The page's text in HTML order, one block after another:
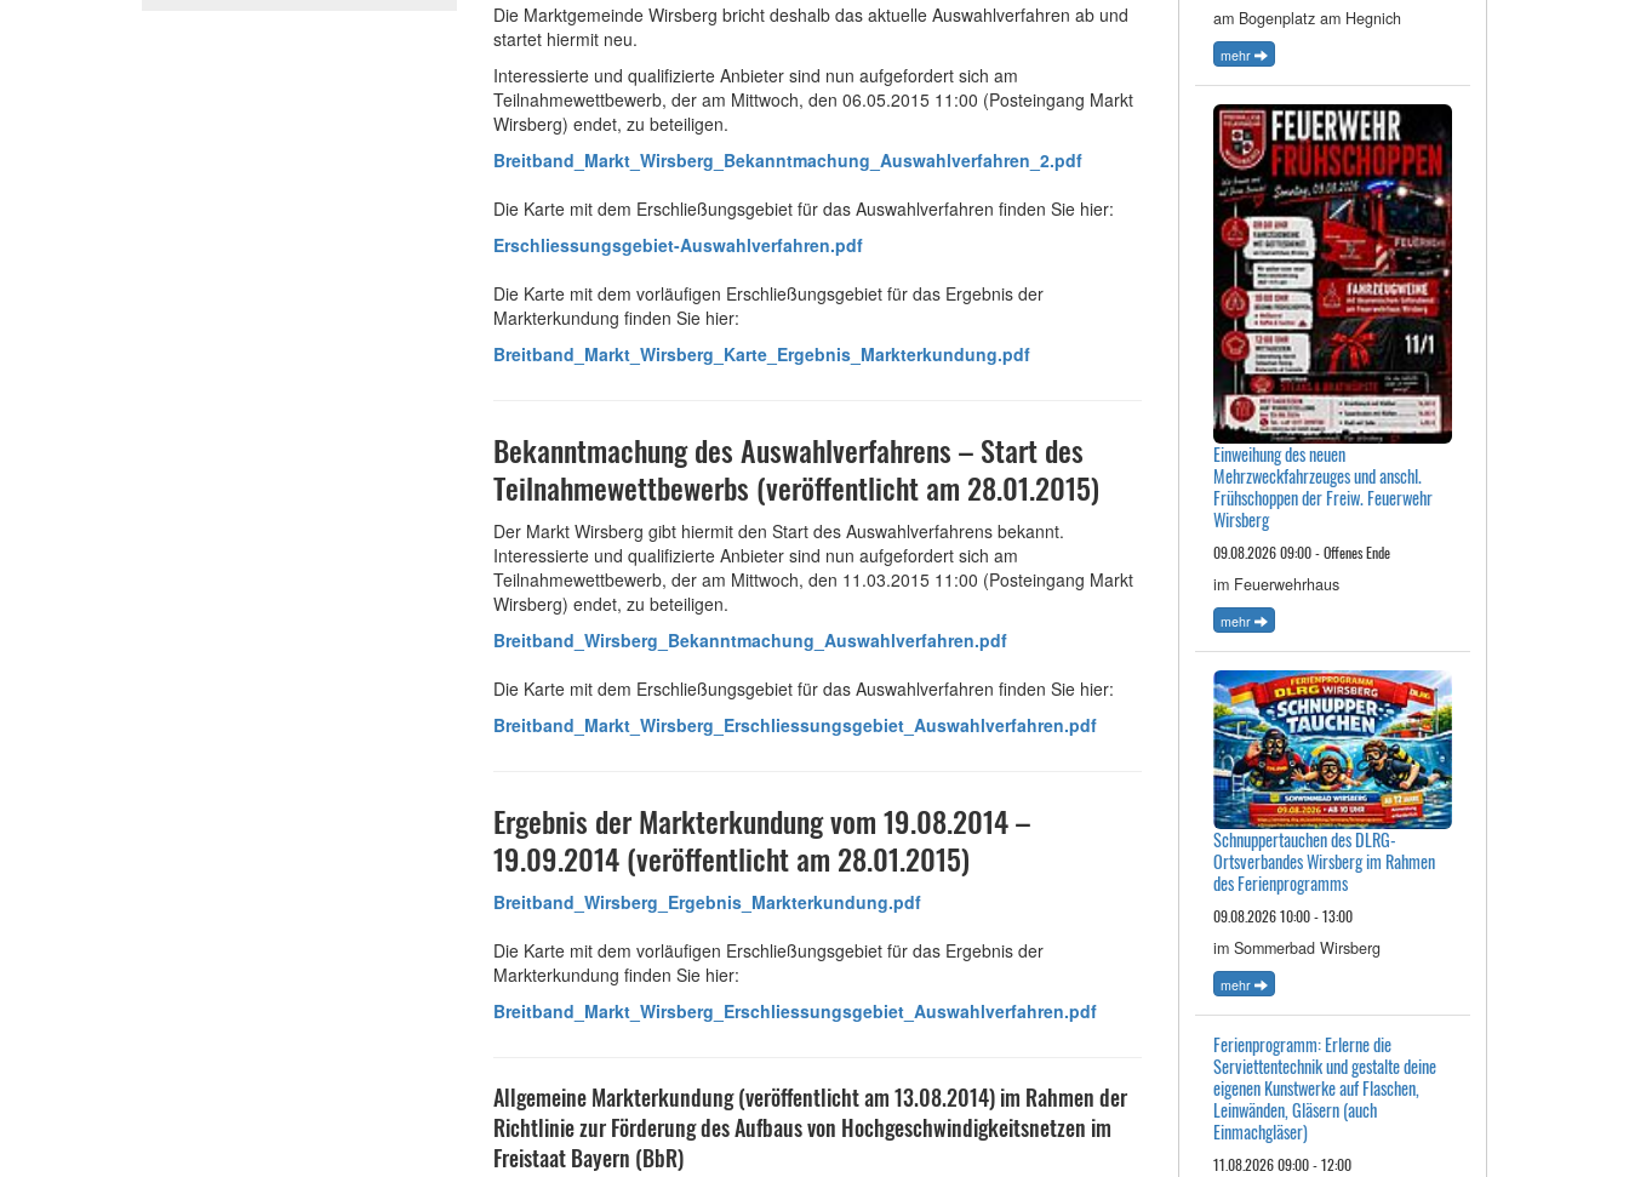
Die Marktgemeinde Wirsberg bricht deshalb das aktuelle Auswahlverfahren ab und
startet hiermit neu.
Interessierte und qualifizierte Anbieter sind nun aufgefordert sich am
Teilnahmewettbewerb, der am Mittwoch, den 06.05.2015 11:00 (Posteingang Markt
Wirsberg) endet, zu beteiligen.
Breitband_Markt_Wirsberg_Bekanntmachung_Auswahlverfahren_2.pdf
Die Karte mit dem Erschließungsgebiet für das Auswahlverfahren finden Sie hier:
Erschliessungsgebiet-Auswahlverfahren.pdf
Die Karte mit dem vorläufigen Erschließungsgebiet für das Ergebnis der
Markterkundung finden Sie hier:
Breitband_Markt_Wirsberg_Karte_Ergebnis_Markterkundung.pdf
Bekanntmachung des Auswahlverfahrens – Start des
Teilnahmewettbewerbs (veröffentlicht am 28.01.2015)
Der Markt Wirsberg gibt hiermit den Start des Auswahlverfahrens bekannt.
Interessierte und qualifizierte Anbieter sind nun aufgefordert sich am
Teilnahmewettbewerb, der am Mittwoch, den 11.03.2015 11:00 (Posteingang Markt
Wirsberg) endet, zu beteiligen.
Breitband_Wirsberg_Bekanntmachung_Auswahlverfahren.pdf
Die Karte mit dem Erschließungsgebiet für das Auswahlverfahren finden Sie hier:
Breitband_Markt_Wirsberg_Erschliessungsgebiet_Auswahlverfahren.pdf
Ergebnis der Markterkundung vom 19.08.2014 –
19.09.2014 (veröffentlicht am 28.01.2015)
Breitband_Wirsberg_Ergebnis_Markterkundung.pdf
Die Karte mit dem vorläufigen Erschließungsgebiet für das Ergebnis der
Markterkundung finden Sie hier:
Breitband_Markt_Wirsberg_Erschliessungsgebiet_Auswahlverfahren.pdf
Allgemeine Markterkundung (veröffentlicht am 13.08.2014) im Rahmen der
Richtlinie zur Förderung des Aufbaus von Hochgeschwindigkeitsnetzen im
Freistaat Bayern (BbR)
am Bogenplatz am Hegnich
mehr
Einweihung des neuen
Mehrzweckfahrzeuges und anschl.
Frühschoppen der Freiw. Feuerwehr
Wirsberg
09.08.2026 09:00 - Offenes Ende
im Feuerwehrhaus
mehr
Schnuppertauchen des DLRG-
Ortsverbandes Wirsberg im Rahmen
des Ferienprogramms
09.08.2026 10:00 - 13:00
im Sommerbad Wirsberg
mehr
Ferienprogramm: Erlerne die
Serviettentechnik und gestalte deine
eigenen Kunstwerke auf Flaschen,
Leinwänden, Gläsern (auch
Einmachgläser)
11.08.2026 09:00 - 12:00